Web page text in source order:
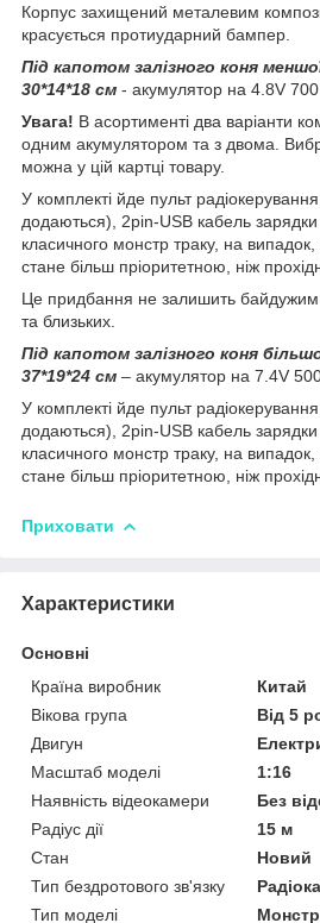
Корпус захищений металевим
красується протиударний бампер.
Під капотом залізного коня
30*14*18 см - акумулятор на 4.8V 700
Увага! В асортименті два варіанти
одним акумулятором та з двома.
можна у цій картці товару.
У комплекті йде пульт
додаються), 2pin-USB кабель зарядки
класичного монстр траку, на
стане більш пріоритетною, ніж
Це придбання не залишить байдужим
та близьких.
Під капотом залізного коня
37*19*24 см – акумулятор на 7.4V
У комплекті йде пульт
додаються), 2pin-USB кабель зарядки
класичного монстр траку, на
стане більш пріоритетною, ніж
Приховати
Характеристики
Основні
Країна виробник
Китай
Вікова група
Від 5
Двигун
Масштаб моделі
1:16
Наявність відеокамери
Без
Радіус дії
15 м
Стан
Новий
Тип бездротового зв'язку
Тип моделі